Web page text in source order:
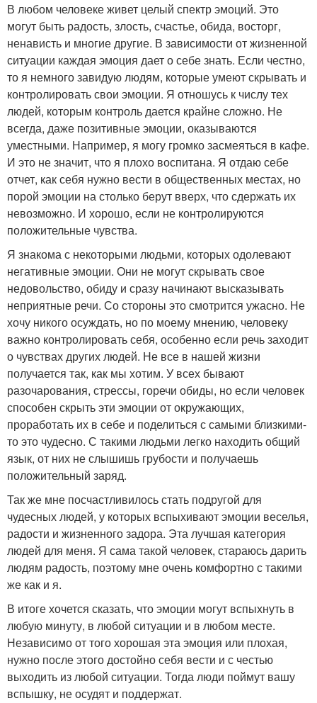
В любом человеке живет целый спектр эмоций. Это
могут быть радость, злость, счастье, обида, восторг,
ненависть и многие другие. В зависимости от жизненной
ситуации каждая эмоция дает о себе знать. Если честно,
то я немного завидую людям, которые умеют скрывать и
контролировать свои эмоции. Я отношусь к числу тех
людей, которым контроль дается крайне сложно. Не
всегда, даже позитивные эмоции, оказываются
уместными. Например, я могу громко засмеяться в кафе.
И это не значит, что я плохо воспитана. Я отдаю себе
отчет, как себя нужно вести в общественных местах, но
порой эмоции на столько берут вверх, что сдержать их
невозможно. И хорошо, если не контролируются
положительные чувства.
Я знакома с некоторыми людьми, которых одолевают
негативные эмоции. Они не могут скрывать свое
недовольство, обиду и сразу начинают высказывать
неприятные речи. Со стороны это смотрится ужасно. Не
хочу никого осуждать, но по моему мнению, человеку
важно контролировать себя, особенно если речь заходит
о чувствах других людей. Не все в нашей жизни
получается так, как мы хотим. У всех бывают
разочарования, стрессы, горечи обиды, но если человек
способен скрыть эти эмоции от окружающих,
проработать их в себе и поделиться с самыми близкими-
то это чудесно. С такими людьми легко находить общий
язык, от них не слышишь грубости и получаешь
положительный заряд.
Так же мне посчастливилось стать подругой для
чудесных людей, у которых вспыхивают эмоции веселья,
радости и жизненного задора. Эта лучшая категория
людей для меня. Я сама такой человек, стараюсь дарить
людям радость, поэтому мне очень комфортно с такими
же как и я.
В итоге хочется сказать, что эмоции могут вспыхнуть в
любую минуту, в любой ситуации и в любом месте.
Независимо от того хорошая эта эмоция или плохая,
нужно после этого достойно себя вести и с честью
выходить из любой ситуации. Тогда люди поймут вашу
вспышку, не осудят и поддержат.